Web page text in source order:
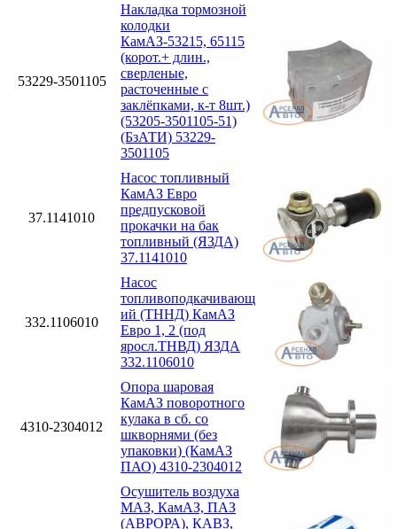
53229-3501105
Накладка тормозной
колодки
КамАЗ-53215, 65115
(корот.+ длин.,
сверленые,
расточенные с
заклёпками, к-т 8шт.)
(53205-3501105-51)
(БзАТИ) 53229-
3501105
37.1141010
Насос топливный
КамАЗ Евро
предпусковой
прокачки на бак
топливный (ЯЗДА)
37.1141010
332.1106010
Насос
топливоподкачивающ
ий (ТННД) КамАЗ
Евро 1, 2 (под
яросл.ТНВД) ЯЗДА
332.1106010
4310-2304012
Опора шаровая
КамАЗ поворотного
кулака в сб. со
шкворнями (без
упаковки) (КамАЗ
ПАО) 4310-2304012
Осушитель воздуха
МАЗ, КамАЗ, ПАЗ
(АВРОРА), КАВЗ,